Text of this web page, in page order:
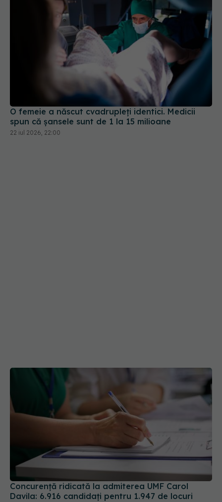
O femeie a născut cvadrupleți identici. Medicii
spun că șansele sunt de 1 la 15 milioane
22 iul 2026, 22:00
Concurență ridicată la admiterea UMF Carol
Davila: 6.916 candidați pentru 1.947 de locuri